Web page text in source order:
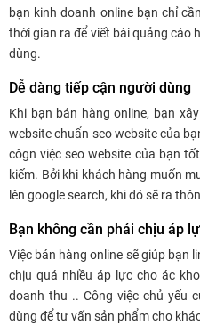
bạn kinh doanh online bạn chỉ
thời gian ra để viết bài quảng cáo
dùng.
Dễ dàng tiếp cận người dùng
Khi bạn bán hàng online, bạn
website chuẩn seo website của
côgn việc seo website của bạn
kiếm. Bởi khi khách hàng muốn
lên google search, khi đó sẽ ra
Bạn không cần phải chịu áp
Việc bán hàng online sẽ giúp bạn
chịu quá nhiều áp lực cho ác
doanh thu .. Công việc chủ yếu
dùng để tư vấn sản phẩm cho